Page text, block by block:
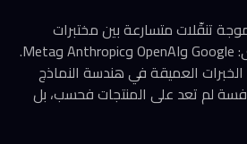
تنقّلات متسارعة بين مختبرات
الذكاء الاصطناعي الكبرى: Google وOpenAI وAnthropic وMeta.
العميقة في هندسة النماذج
لم تعد على المنتجات فحسب، بل